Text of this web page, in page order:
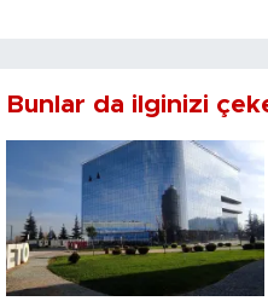
Bunlar da ilginizi